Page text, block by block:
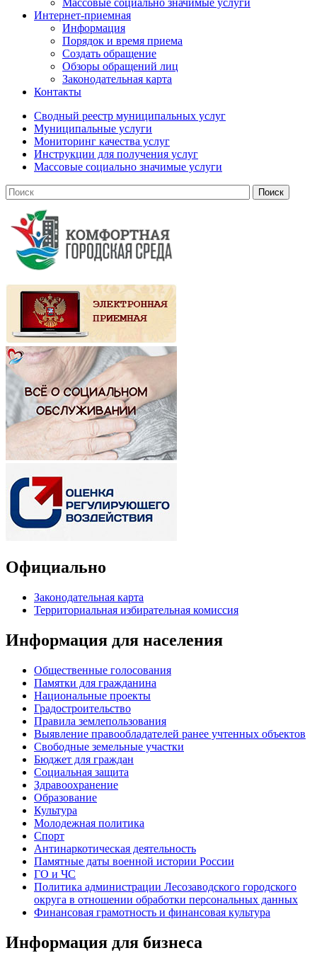
Массовые социально значимые услуги
Интернет-приемная
Информация
Порядок и время приема
Создать обращение
Обзоры обращений лиц
Законодательная карта
Контакты
Сводный реестр муниципальных услуг
Муниципальные услуги
Мониторинг качества услуг
Инструкции для получения услуг
Массовые социально значимые услуги
Официально
Законодательная карта
Территориальная избирательная комиссия
Информация для населения
Общественные голосования
Памятки для гражданина
Национальные проекты
Градостроительство
Правила землепользования
Выявление правообладателей ранее учтенных объектов
Свободные земельные участки
Бюджет для граждан
Социальная защита
Здравоохранение
Образование
Культура
Молодежная политика
Спорт
Антинаркотическая деятельность
Памятные даты военной истории России
ГО и ЧС
Политика администрации Лесозаводского городского
округа в отношении обработки персональных данных
Финансовая грамотность и финансовая культура
Информация для бизнеса